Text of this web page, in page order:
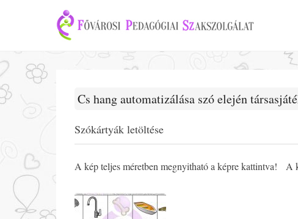
Cs hang automatizálása szó elején
Szókártyák letöltése
A kép teljes méretben megnyitható a képre kattintva! A